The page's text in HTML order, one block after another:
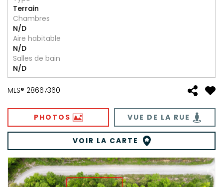
Terrain
Chambres
N/D
Aire habitable
N/D
Salles de bain
N/D
MLS® 28667360
PHOTOS VUE DE LA RUE
VOIR LA CARTE